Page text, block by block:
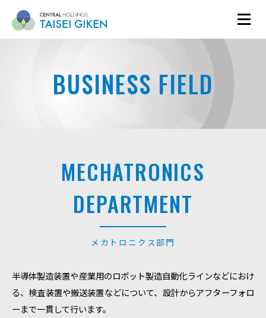
BUSINESS FIELD
MECHATRONICS
DEPARTMENT
メカトロニクス部門
半導体製造装置や産業用のロボット製造自動化ラインなどにおけ
る、検査装置や搬送装置などについて、設計からアフターフォロ
ーまで一貫して行います。